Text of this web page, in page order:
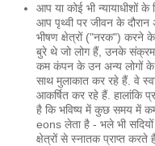
आप या कोई भी न्यायाधीशों
आप पृथ्वी पर जीवन के
भीषण क्षेत्रों ("नरक") करने
बुरे थे जो लोग हैं, उनके
कम कंपन के उन अन्य लोगों के
साथ मुलाकात कर रहे हैं. वे
आकर्षित कर रहे हैं. हालांकि
है कि भविष्य में कुछ समय में
eons लेता है - भले भी
क्षेत्रों से स्नातक प्राप्त करते